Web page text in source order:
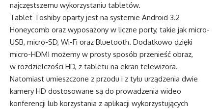
najczęstszemu wykorzystaniu tabletów.
Tablet Toshiby oparty jest na systemie Android 3.2
Honeycomb oraz wyposażony w liczne porty, takie jak micro-
USB, micro-SD, Wi-Fi oraz Bluetooth. Dodatkowo dzięki
micro-HDMI możemy w prosty sposób przenieść obraz,
w rozdzielczości HD, z tabletu na ekran telewizora.
Natomiast umieszczone z przodu i z tyłu urządzenia dwie
kamery HD dostosowane są do prowadzenia wideo
konferencji lub korzystania z aplikacji wykorzystujących